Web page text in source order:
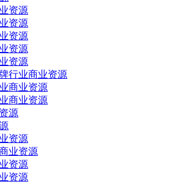
资源
资源
资源
资源
资源
行业商业资源
商业资源
商业资源
源
资源
业资源
资源
资源